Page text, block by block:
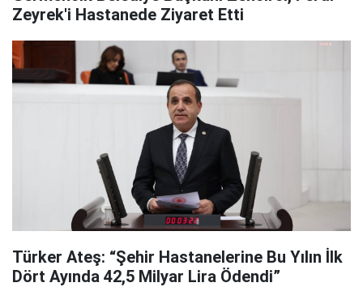
Zeyrek'i Hastanede Ziyaret Etti
Türker Ateş: “Şehir Hastanelerine Bu Yılın İlk
Dört Ayında 42,5 Milyar Lira Ödendi”